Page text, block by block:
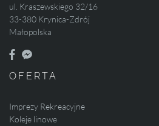
ul. Kraszewskiego 32/16
33-380 Krynica-Zdrój
Małopolska
OFERTA
Imprezy Rekreacyjne
Koleje linowe